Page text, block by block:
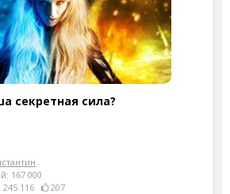
секретная сила?
167 000
116
207